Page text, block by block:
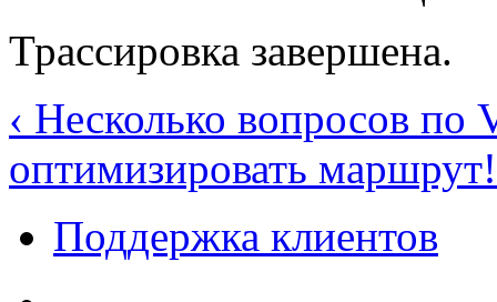
Трассировка завершена.
‹ Несколько вопросов по
оптимизировать
Поддержка клиентов